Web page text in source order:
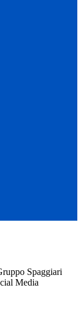
Spaggiari
Media